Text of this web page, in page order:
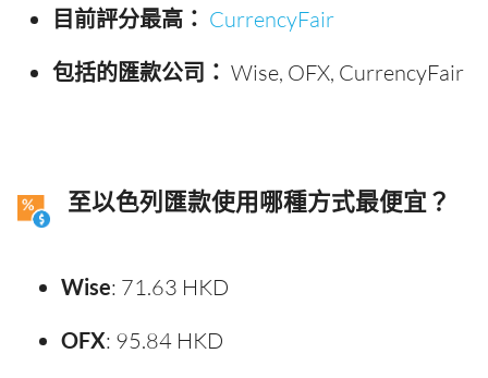
目前評分最高： CurrencyFair
包括的匯款公司： Wise, OFX, CurrencyFair
至以色列匯款使用哪種方式最便宜？
Wise: 71.63 HKD
OFX: 95.84 HKD